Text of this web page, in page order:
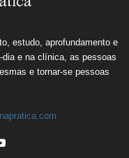
estudo, aprofundamento e
e na clínica, as pessoas
e tornar-se pessoas